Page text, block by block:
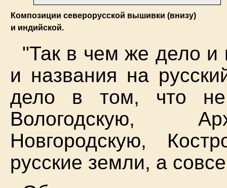
Композиции северорусской вышивки (внизу)
и индийской.
"Так в чем же дело и
и названия на
дело в том, что
Вологодскую,
Новгородскую,
русские земли, а